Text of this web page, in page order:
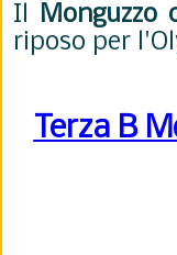
Il Monguzzo
riposo per
Terza B